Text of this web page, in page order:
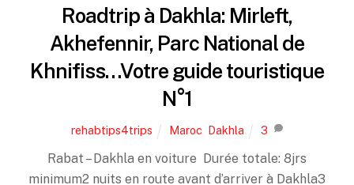
Roadtrip à Dakhla: Mirleft,
Akhefennir, Parc National de
Khnifiss…Votre guide touristique
N°1
rehabtips4trips Maroc Dakhla 3
Rabat – Dakhla en voiture Durée totale: 8jrs
minimum2 nuits en route avant d’arriver à Dakhla3